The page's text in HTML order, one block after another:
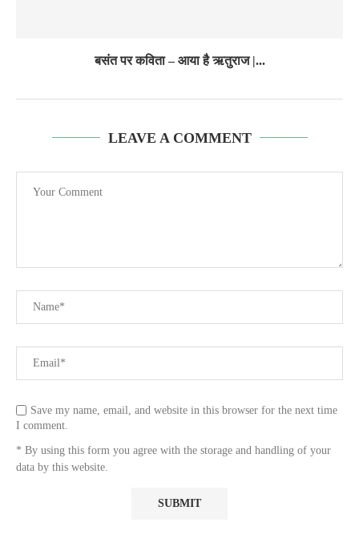
बसंत पर कविता – आया है ऋतुराज |...
LEAVE A COMMENT
Save my name, email, and website in this browser for the next time
I comment.
* By using this form you agree with the storage and handling of your
data by this website.